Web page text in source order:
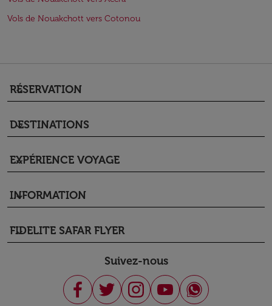
Vols de Nouakchott vers Cotonou
RÉSERVATION
keyboard_arrow_down
DESTINATIONS
keyboard_arrow_down
EXPÉRIENCE VOYAGE
keyboard_arrow_down
INFORMATION
keyboard_arrow_down
FIDELITE SAFAR FLYER
keyboard_arrow_down
Suivez-nous